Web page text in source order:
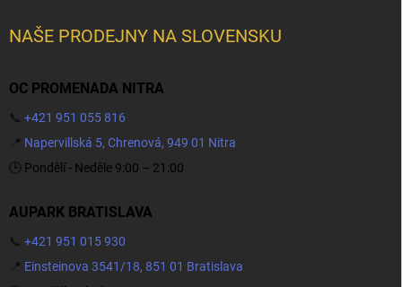
NAŠE PRODEJNY NA SLOVENSKU
OC PROMENADA NITRA
📞 +421 951 055 816
📍 Napervillská 5, Chrenová, 949 01 Nitra
🕒 Pondělí - Neděle 9:00 – 21:00
AUPARK BRATISLAVA
📞 +421 951 015 930
📍 Einsteinova 3541/18, 851 01 Bratislava